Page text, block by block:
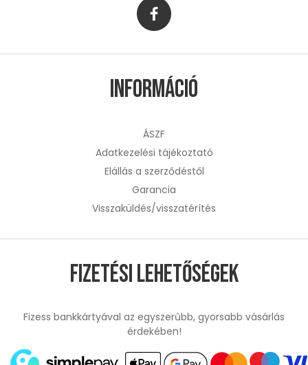
Információ
ÁSZF
Adatkezelési tájékoztató
Elállás a szerződéstől
Garancia
Visszaküldés/visszatérítés
Fizetési lehetőségek
Fizess bankkártyával az egyszerűbb, gyorsabb vásárlás
érdekében!